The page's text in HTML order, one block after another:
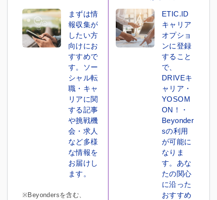
まずは情
報収集が
したい方
向けにお
すすめで
す。ソー
シャル転
職・キャ
リアに関
する記事
や挑戦機
会・求人
など多様
な情報を
お届けし
ます。
※Beyondersを含む、
ETIC.ID
キャリア
オプショ
ンに登録
すること
で、
DRIVEキ
ャリア・
YOSOM
ON！・
Beyonder
sの利用
が可能に
なりま
す。あな
たの関心
に沿った
おすすめ